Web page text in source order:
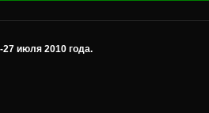
27 июля 2010 года.